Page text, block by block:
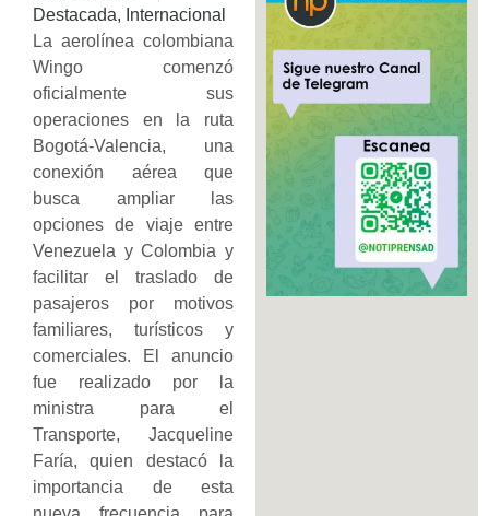
Destacada, Internacional
La aerolínea colombiana
Wingo comenzó
oficialmente sus
operaciones en la ruta
Bogotá-Valencia, una
conexión aérea que
busca ampliar las
opciones de viaje entre
Venezuela y Colombia y
facilitar el traslado de
pasajeros por motivos
familiares, turísticos y
comerciales. El anuncio
fue realizado por la
ministra para el
Transporte, Jacqueline
Faría, quien destacó la
importancia de esta